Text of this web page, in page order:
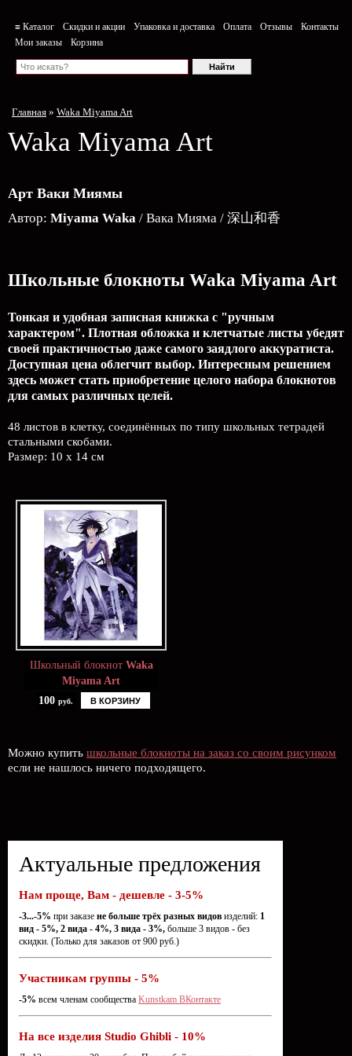
≡ Каталог Скидки и акции Упаковка и доставка Оплата Отзывы
Контакты
Мои заказы
Корзина
Главная » Waka Miyama Art
Waka Miyama Art
Арт Ваки Миямы
Автор: Miyama Waka / Вака Мияма / 深山和香
Школьные блокноты Waka Miyama Art
Тонкая и удобная записная книжка с "ручным
характером". Плотная обложка и клетчатые листы убедят
своей практичностью даже самого заядлого аккуратиста.
Доступная цена облегчит выбор. Интересным решением
здесь может стать приобретение целого набора блокнотов
для самых различных целей.
48 листов в клетку, соединённых по типу школьных тетрадей
стальными скобами.
Размер: 10 x 14 см
Школьный блокнот Waka
Miyama Art
100 руб. В КОРЗИНУ
Можно купить школьные блокноты на заказ со своим рисунком
если не нашлось ничего подходящего.
Актуальные предложения
Нам проще, Вам - дешевле - 3-5%
-3...-5% при заказе не больше трёх разных видов изделий: 1
вид - 5%, 2 вида - 4%, 3 вида - 3%, больше 3 видов - без
скидки. (Только для заказов от 900 руб.)
Участникам группы - 5%
-5% всем членам сообщества Kunstkam ВКонтакте
На все изделия Studio Ghibli - 10%